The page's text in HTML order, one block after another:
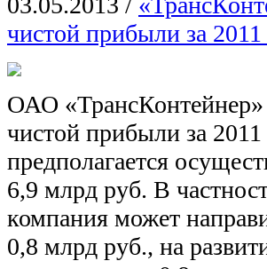
чистой прибыли за
ОАО
чистой прибыли за
предполагается
6,9 млрд руб. В
компания может
0,8 млрд руб., на